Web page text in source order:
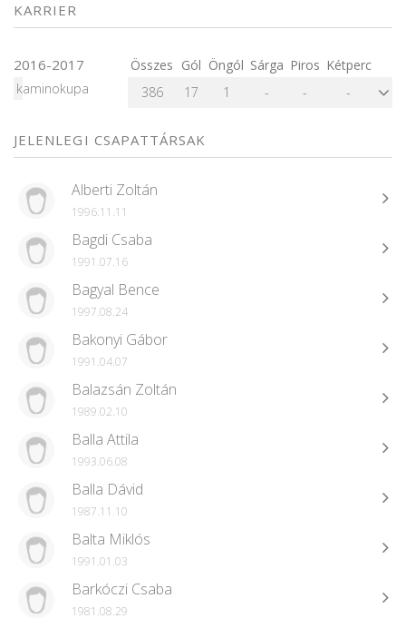
KARRIER
2016-2017 Összes Gól Öngól Sárga Piros Kétperc
kaminokupa
386 17 1 - - -
JELENLEGI CSAPATTÁRSAK
Alberti Zoltán
1996.11.11
Bagdi Csaba
1991.07.16
Bagyal Bence
1997.08.24
Bakonyi Gábor
1991.04.07
Balazsán Zoltán
1989.02.10
Balla Attila
1993.06.08
Balla Dávid
1987.11.10
Balta Miklós
1991.01.03
Barkóczi Csaba
1981.08.29